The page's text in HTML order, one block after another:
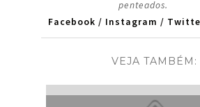
penteados.
Facebook / Instagram /
VEJA TAMBÉM: